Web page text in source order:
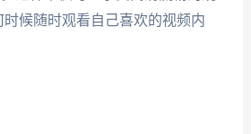
候随时观看自己喜欢的视频内